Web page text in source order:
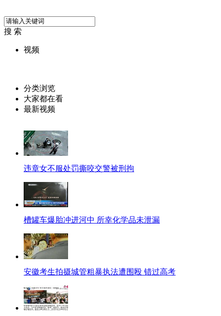
搜 索
视频
分类浏览
大家都在看
最新视频
违章女不服处罚撕咬交警被刑拘
槽罐车爆胎冲进河中 所幸化学品未泄漏
安徽考生拍摄城管粗暴执法遭围殴 错过高考